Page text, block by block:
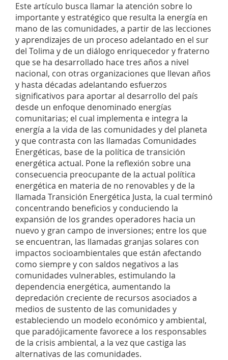
Este artículo busca llamar la atención sobre lo
importante y estratégico que resulta la energía en
mano de las comunidades, a partir de las lecciones
y aprendizajes de un proceso adelantado en el sur
del Tolima y de un diálogo enriquecedor y fraterno
que se ha desarrollado hace tres años a nivel
nacional, con otras organizaciones que llevan años
y hasta décadas adelantando esfuerzos
significativos para aportar al desarrollo del país
desde un enfoque denominado energías
comunitarias; el cual implementa e integra la
energía a la vida de las comunidades y del planeta
y que contrasta con las llamadas Comunidades
Energéticas, base de la política de transición
energética actual. Pone la reflexión sobre una
consecuencia preocupante de la actual política
energética en materia de no renovables y de la
llamada Transición Energética Justa, la cual terminó
concentrando beneficios y conduciendo la
expansión de los grandes operadores hacia un
nuevo y gran campo de inversiones; entre los que
se encuentran, las llamadas granjas solares con
impactos socioambientales que están afectando
como siempre y con saldos negativos a las
comunidades vulnerables, estimulando la
dependencia energética, aumentando la
depredación creciente de recursos asociados a
medios de sustento de las comunidades y
estableciendo un modelo económico y ambiental,
que paradójicamente favorece a los responsables
de la crisis ambiental, a la vez que castiga las
alternativas de las comunidades.